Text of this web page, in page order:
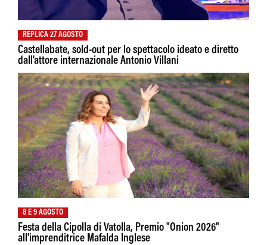
REPLICA 27 AGOSTO
Castellabate, sold-out per lo spettacolo ideato e diretto
dall'attore internazionale Antonio Villani
8 E 9 AGOSTO
Festa della Cipolla di Vatolla, Premio "Onion 2026"
all'imprenditrice Mafalda Inglese